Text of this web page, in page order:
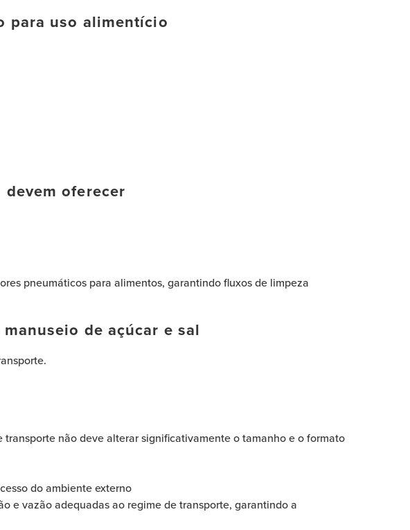
para uso alimentício
oferecer
pneumáticos para alimentos, garantindo fluxos de limpeza
de açúcar e sal
não deve alterar significativamente o tamanho e o formato
do ambiente externo
e vazão adequadas ao regime de transporte, garantindo a